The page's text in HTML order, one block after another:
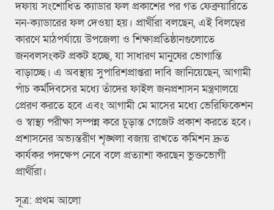
দফায় সংশোধিত ক্যাডার ফল প্রকাশের পর গত ফেব্রুয়ারিতে
নন-ক্যাডারের ফল দেওয়া হয়। প্রার্থীরা বলছেন, এই বিলম্বের
কারণে মাঠপর্যায়ে উপজেলা ও শিক্ষাপ্রতিষ্ঠানগুলোতে
জনবলসংকট প্রকট হচ্ছে, যা সাধারণ মানুষের ভোগান্তি
বাড়াচ্ছে। এ অবস্থায় সুপারিশপ্রাপ্তরা দাবি জানিয়েছেন, আগামী
পাঁচ কর্মদিবসের মধ্যে তাঁদের ফাইল জনপ্রশাসন মন্ত্রণালয়ে
প্রেরণ করতে হবে এবং আগামী মে মাসের মধ্যে ভেরিফিকেশন
ও স্বাস্থ্য পরীক্ষা সম্পন্ন করে চূড়ান্ত গেজেট প্রকাশ করতে হবে।
প্রশাসনের অভ্যন্তরীণ শৃঙ্খলা বজায় রাখতে কমিশন দ্রুত
কার্যকর পদক্ষেপ নেবে বলে প্রত্যাশা করছেন ভুক্তভোগী
প্রার্থীরা।
সূত্র: প্রথম আলো